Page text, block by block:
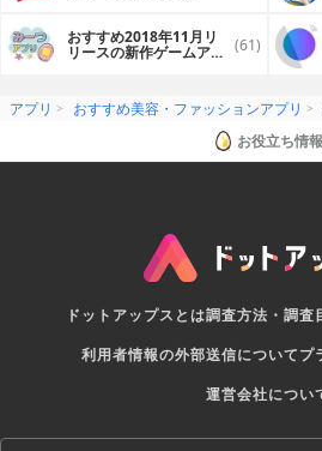
おすすめ2018年11月リ
リースの新作ゲームアプ (61)
アプリ おすすめ美容・ファッションアプリ
お役立ち情報
ドットアップスとは調査方法・調査
利用者情報の外部送信についてプ
運営会社につい